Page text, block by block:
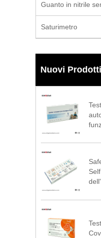
Guanto in nitrile
Saturimetro
Nuovi Prodotti